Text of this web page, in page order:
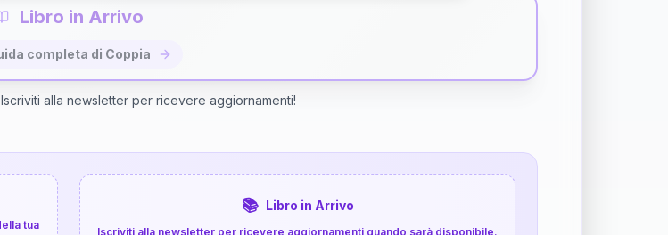
Libro in Arrivo
completa di Coppia
alla newsletter per ricevere aggiornamenti!
tua
📚 Libro in Arrivo
Iscriviti alla newsletter per ricevere aggiornamenti quando sarà disponibile.